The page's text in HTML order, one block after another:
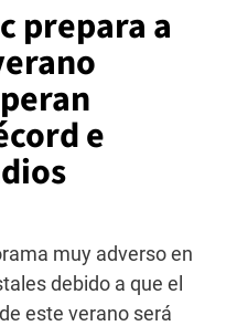
prepara a
e
muy adverso en
debido a que el
este verano será